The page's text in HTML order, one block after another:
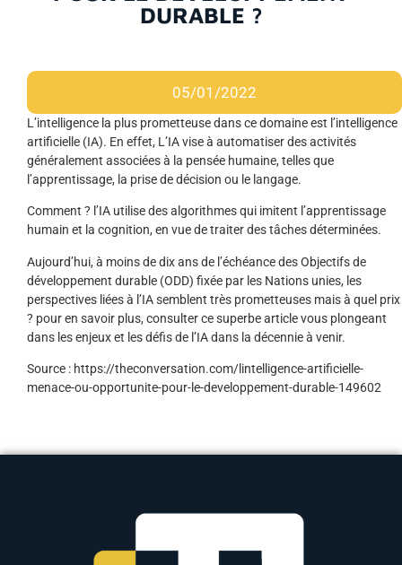
DURABLE ?
05/01/2022
L’intelligence la plus prometteuse dans ce domaine est l’intelligence
artificielle (IA). En effet, L’IA vise à automatiser des activités
généralement associées à la pensée humaine, telles que
l’apprentissage, la prise de décision ou le langage.
Comment ? l’IA utilise des algorithmes qui imitent l’apprentissage
humain et la cognition, en vue de traiter des tâches déterminées.
Aujourd’hui, à moins de dix ans de l’échéance des Objectifs de
développement durable (ODD) fixée par les Nations unies, les
perspectives liées à l’IA semblent très prometteuses mais à quel prix
? pour en savoir plus, consulter ce superbe article vous plongeant
dans les enjeux et les défis de l’IA dans la décennie à venir.
Source : https://theconversation.com/lintelligence-artificielle-
menace-ou-opportunite-pour-le-developpement-durable-149602